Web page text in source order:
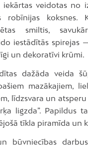
iekārtas veidotas no
robīnijas koksnes.
smiltis,
iestādītās spirejas
un dekoratīvi krūmi.
dažāda veida
mazākajiem,
līdzsvara un atsperu
ligzda”. Papildus
tīkla piramīda un
būvniecības